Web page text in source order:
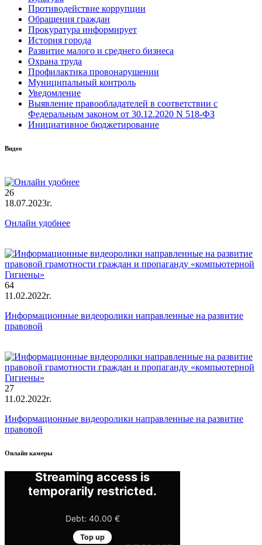
Противодействие коррупции
Обращения граждан
Прокуратура информирует
История города
Развитие малого и среднего бизнеса
Охрана труда
Профилактика провонарушении
Муниципальный контроль
Уведомление
Выявление правообладателей в соответствии с
Федеральным законом от 30.12.2020 N 518-ФЗ
Инициативное бюджетирование
Видео
26
18.07.2023г.
Онлайн удобнее
64
11.02.2022г.
Информационные видеоролики направленные на развитие
правовой
27
11.02.2022г.
Информационные видеоролики направленные на развитие
правовой
Онлайн камеры